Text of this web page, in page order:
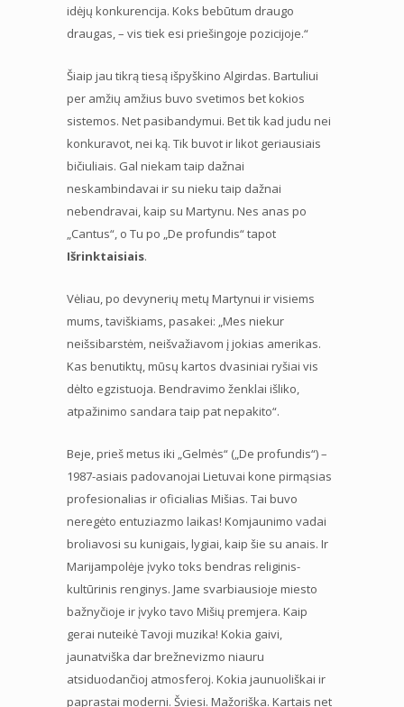
idėjų konkurencija. Koks bebūtum draugo
draugas, – vis tiek esi priešingoje pozicijoje.“
Šiaip jau tikrą tiesą išpyškino Algirdas. Bartuliui
per amžių amžius buvo svetimos bet kokios
sistemos. Net pasibandymui. Bet tik kad judu nei
konkuravot, nei ką. Tik buvot ir likot geriausiais
bičiuliais. Gal niekam taip dažnai
neskambindavai ir su nieku taip dažnai
nebendravai, kaip su Martynu. Nes anas po
„Cantus“, o Tu po „De profundis“ tapot
Išrinktaisiais.
Vėliau, po devynerių metų Martynui ir visiems
mums, taviškiams, pasakei: „Mes niekur
neišsibarstėm, neišvažiavom į jokias amerikas.
Kas benutiktų, mūsų kartos dvasiniai ryšiai vis
dėlto egzistuoja. Bendravimo ženklai išliko,
atpažinimo sandara taip pat nepakito“.
Beje, prieš metus iki „Gelmės“ („De profundis“) –
1987-asiais padovanojai Lietuvai kone pirmąsias
profesionalias ir oficialias Mišias. Tai buvo
neregėto entuziazmo laikas! Komjaunimo vadai
broliavosi su kunigais, lygiai, kaip šie su anais. Ir
Marijampolėje įvyko toks bendras religinis-
kultūrinis renginys. Jame svarbiausioje miesto
bažnyčioje ir įvyko tavo Mišių premjera. Kaip
gerai nuteikė Tavoji muzika! Kokia gaivi,
jaunatviška dar brežnevizmo niauru
atsiduodančioj atmosferoj. Kokia jaunuoliškai ir
paprastai moderni. Šviesi. Mažoriška. Kartais net